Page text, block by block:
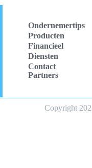
Ondernemertips
Producten
Financieel
Diensten
Contact
Partners
Copyright